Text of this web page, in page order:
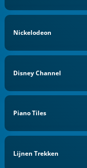
Nickelodeon
Disney Channel
Piano Tiles
Lijnen Trekken